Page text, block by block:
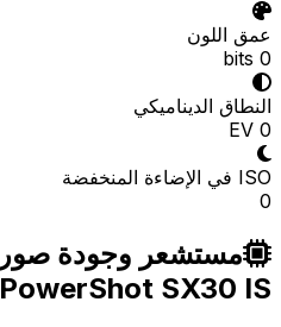
عمق اللون
0 bits
النطاق الديناميكي
0 EV
ISO في الإضاءة المنخفضة
0
PowerShot SX30 IS